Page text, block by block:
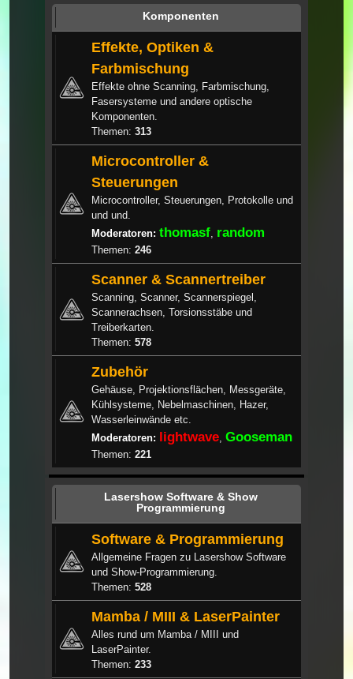
Komponenten
Effekte, Optiken &
Farbmischung
Effekte ohne Scanning, Farbmischung,
Fasersysteme und andere optische
Komponenten.
Themen: 313
Microcontroller &
Steuerungen
Microcontroller, Steuerungen, Protokolle und
und und.
Moderatoren: thomasf random
Themen: 246
Scanner & Scannertreiber
Scanning, Scanner, Scannerspiegel,
Scannerachsen, Torsionsstäbe und
Treiberkarten.
Themen: 578
Zubehör
Gehäuse, Projektionsflächen, Messgeräte,
Kühlsysteme, Nebelmaschinen, Hazer,
Wasserleinwände etc.
Moderatoren: lightwave Gooseman
Themen: 221
Lasershow Software & Show
Programmierung
Software & Programmierung
Allgemeine Fragen zu Lasershow Software
und Show-Programmierung.
Themen: 528
Mamba / MIII & LaserPainter
Alles rund um Mamba / MIII und
LaserPainter.
Themen: 233